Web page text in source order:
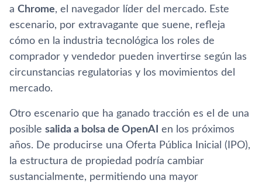
a Chrome, el navegador líder del mercado. Este
escenario, por extravagante que suene, refleja
cómo en la industria tecnológica los roles de
comprador y vendedor pueden invertirse según las
circunstancias regulatorias y los movimientos del
mercado.
Otro escenario que ha ganado tracción es el de una
posible salida a bolsa de OpenAI en los próximos
años. De producirse una Oferta Pública Inicial (IPO),
la estructura de propiedad podría cambiar
sustancialmente, permitiendo una mayor